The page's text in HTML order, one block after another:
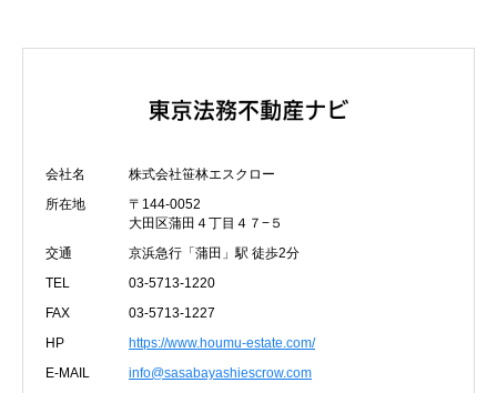
会社名
株式会社笹林エスクロー
所在地
〒144-0052
大田区蒲田４丁目４７−５
交通
京浜急行「蒲田」駅 徒歩2分
TEL
03-5713-1220
FAX
03-5713-1227
HP
https://www.houmu-estate.com/
E-MAIL
info@sasabayashiescrow.com